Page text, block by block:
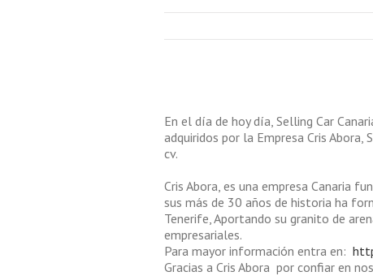
En el día de hoy día, Selling Car
adquiridos por la Empresa Cris
cv.
Cris Abora, es una empresa Canaria
sus más de 30 años de historia ha
Tenerife, Aportando su granito de
empresariales.
Para mayor información entra en:
Gracias a Cris Abora por confiar en